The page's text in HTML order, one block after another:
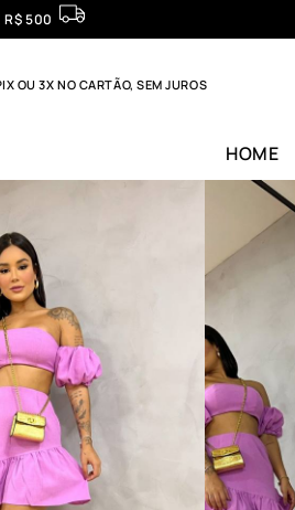
R$ 500
OU 3X NO CARTÃO, SEM JUROS
HOME